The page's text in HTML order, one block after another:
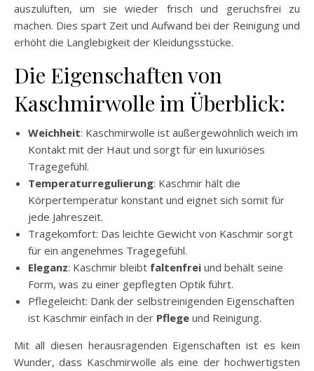
auszulüften, um sie wieder frisch und geruchsfrei zu
machen. Dies spart Zeit und Aufwand bei der Reinigung und
erhöht die Langlebigkeit der Kleidungsstücke.
Die Eigenschaften von
Kaschmirwolle im Überblick:
Weichheit: Kaschmirwolle ist außergewöhnlich weich im
Kontakt mit der Haut und sorgt für ein luxuriöses
Tragegefühl.
Temperaturregulierung: Kaschmir hält die
Körpertemperatur konstant und eignet sich somit für
jede Jahreszeit.
Tragekomfort: Das leichte Gewicht von Kaschmir sorgt
für ein angenehmes Tragegefühl.
Eleganz: Kaschmir bleibt faltenfrei und behält seine
Form, was zu einer gepflegten Optik führt.
Pflegeleicht: Dank der selbstreinigenden Eigenschaften
ist Kaschmir einfach in der Pflege und Reinigung.
Mit all diesen herausragenden Eigenschaften ist es kein
Wunder, dass Kaschmirwolle als eine der hochwertigsten